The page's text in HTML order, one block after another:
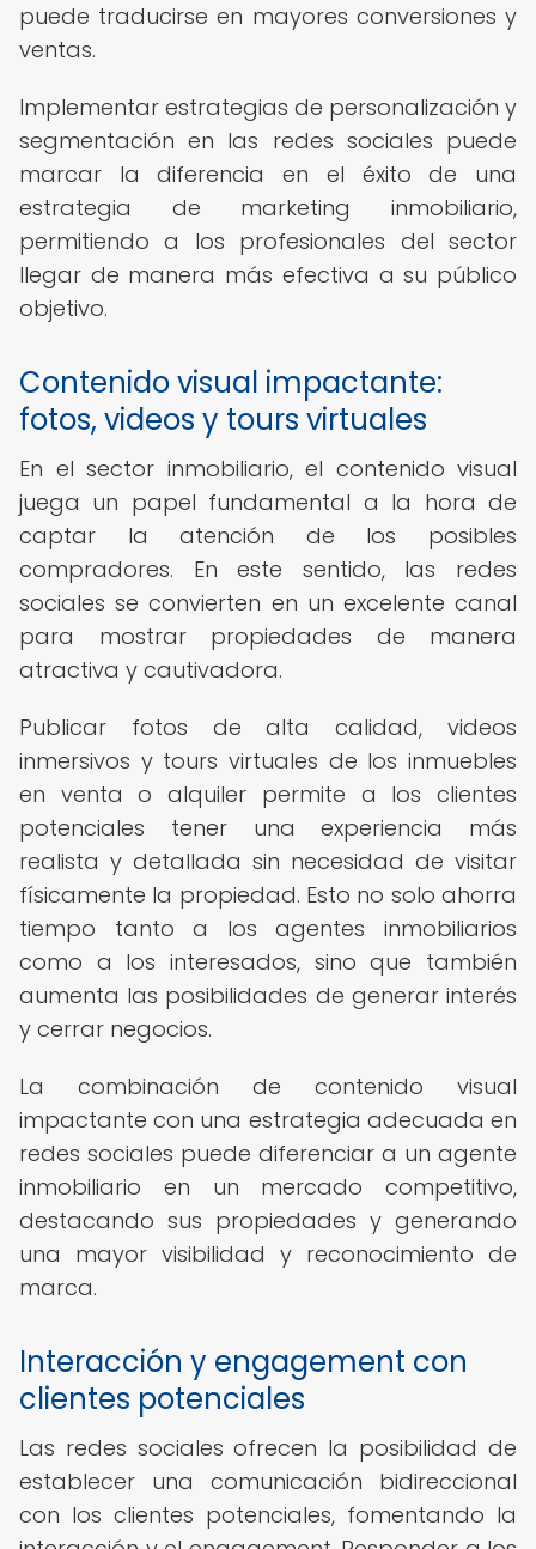
puede traducirse en mayores conversiones y
ventas.
Implementar estrategias de personalización y
segmentación en las redes sociales puede
marcar la diferencia en el éxito de una
estrategia de marketing inmobiliario,
permitiendo a los profesionales del sector
llegar de manera más efectiva a su público
objetivo.
Contenido visual impactante:
fotos, videos y tours virtuales
En el sector inmobiliario, el contenido visual
juega un papel fundamental a la hora de
captar la atención de los posibles
compradores. En este sentido, las redes
sociales se convierten en un excelente canal
para mostrar propiedades de manera
atractiva y cautivadora.
Publicar fotos de alta calidad, videos
inmersivos y tours virtuales de los inmuebles
en venta o alquiler permite a los clientes
potenciales tener una experiencia más
realista y detallada sin necesidad de visitar
físicamente la propiedad. Esto no solo ahorra
tiempo tanto a los agentes inmobiliarios
como a los interesados, sino que también
aumenta las posibilidades de generar interés
y cerrar negocios.
La combinación de contenido visual
impactante con una estrategia adecuada en
redes sociales puede diferenciar a un agente
inmobiliario en un mercado competitivo,
destacando sus propiedades y generando
una mayor visibilidad y reconocimiento de
marca.
Interacción y engagement con
clientes potenciales
Las redes sociales ofrecen la posibilidad de
establecer una comunicación bidireccional
con los clientes potenciales, fomentando la